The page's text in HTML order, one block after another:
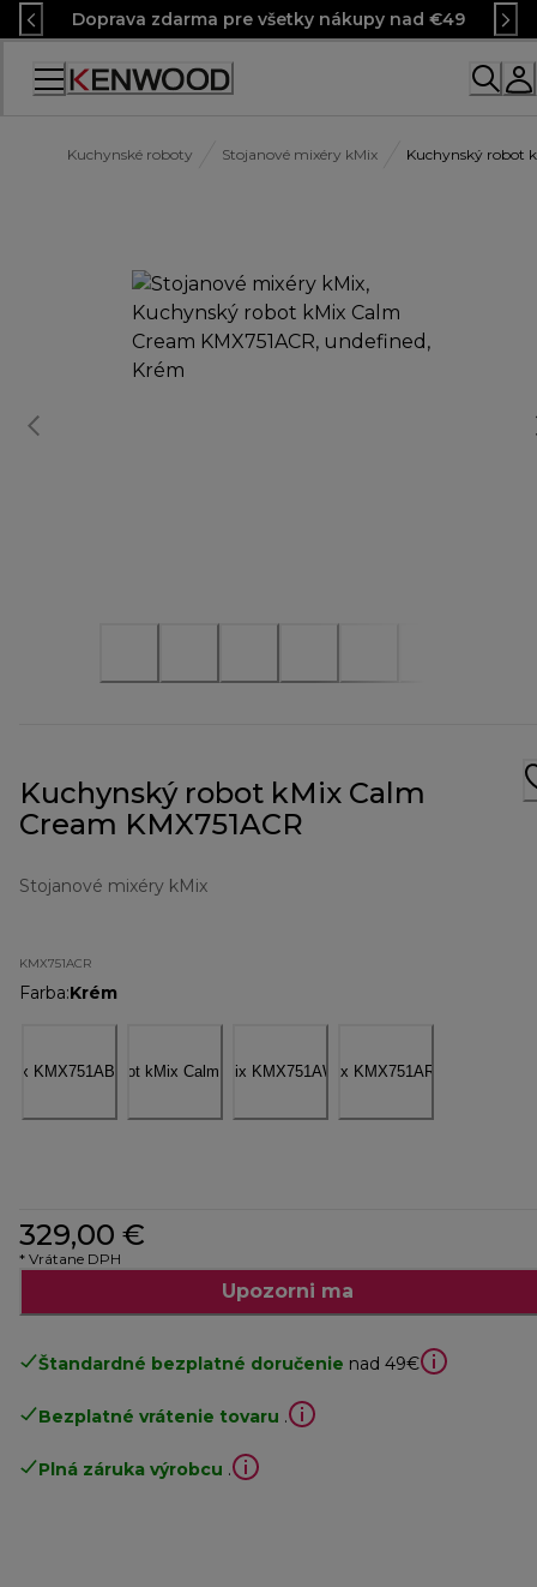
Skip
to
Content
Doprava zdarma pre všetky nákupy nad €49
Kuchynské roboty Stojanové mixéry kMix Kuchynský robot
Kuchynský robot kMix Calm
Cream KMX751ACR
Stojanové mixéry kMix
KMX751ACR
Farba:Krém
329,00 €
* Vrátane DPH
Upozorni ma
Štandardné bezplatné doručenie nad 49€
Bezplatné vrátenie tovaru .
Plná záruka výrobcu .